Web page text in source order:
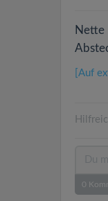
Nette
[Auf
0